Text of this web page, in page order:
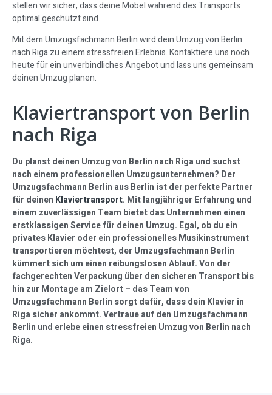
stellen wir sicher, dass deine Möbel während des Transports
optimal geschützt sind.
Mit dem Umzugsfachmann Berlin wird dein Umzug von Berlin
nach Riga zu einem stressfreien Erlebnis. Kontaktiere uns noch
heute für ein unverbindliches Angebot und lass uns gemeinsam
deinen Umzug planen.
Klaviertransport von Berlin
nach Riga
Du planst deinen Umzug von Berlin nach Riga und suchst
nach einem professionellen Umzugsunternehmen? Der
Umzugsfachmann Berlin aus Berlin ist der perfekte Partner
für deinen Klaviertransport. Mit langjähriger Erfahrung und
einem zuverlässigen Team bietet das Unternehmen einen
erstklassigen Service für deinen Umzug. Egal, ob du ein
privates Klavier oder ein professionelles Musikinstrument
transportieren möchtest, der Umzugsfachmann Berlin
kümmert sich um einen reibungslosen Ablauf. Von der
fachgerechten Verpackung über den sicheren Transport bis
hin zur Montage am Zielort – das Team von
Umzugsfachmann Berlin sorgt dafür, dass dein Klavier in
Riga sicher ankommt. Vertraue auf den Umzugsfachmann
Berlin und erlebe einen stressfreien Umzug von Berlin nach
Riga.